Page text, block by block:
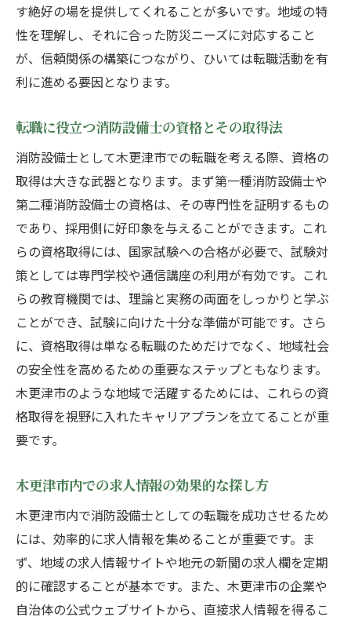
専門性を高めるための継続的な学習の重要
性
地元企業の求めるスキルセットの分析
専門性を生かしたキャリアアップのステッ
地域での実績を積み上げるためのプロジェ
クト選択
個々の成長が地域の安全に繋がる意識を持
つ
最新技術と法令改正をキャリアにどう活かすか
消防設備における最新技術動向の把握法
法令改正がもたらす業務への影響の理解
新技術の導入による業務効率化のポイント
法令遵守のための定期的な研修参加の意義
技術革新が地域防災に与えるインパクト
最新技術を活用した未来志向のキャリア構
築
消防設備士が木更津市で求められる理由とは
地域の安全を守る消防設備士の需要
地元企業における消防設備士の存在意義
住民の安全意識を高めるための役割
市内の消防設備投資とそれに伴うキャリア
機会
す絶好の場を提供してくれることが多いです。地域の特
性を理解し、それに合った防災ニーズに対応すること
が、信頼関係の構築につながり、ひいては転職活動を有
利に進める要因となります。
転職に役立つ消防設備士の資格とその取得法
消防設備士として木更津市での転職を考える際、資格の
取得は大きな武器となります。まず第一種消防設備士や
第二種消防設備士の資格は、その専門性を証明するもの
であり、採用側に好印象を与えることができます。これ
らの資格取得には、国家試験への合格が必要で、試験対
策としては専門学校や通信講座の利用が有効です。これ
らの教育機関では、理論と実務の両面をしっかりと学ぶ
ことができ、試験に向けた十分な準備が可能です。さら
に、資格取得は単なる転職のためだけでなく、地域社会
の安全性を高めるための重要なステップともなります。
木更津市のような地域で活躍するためには、これらの資
格取得を視野に入れたキャリアプランを立てることが重
要です。
木更津市内での求人情報の効果的な探し方
木更津市内で消防設備士としての転職を成功させるため
には、効率的に求人情報を集めることが重要です。ま
ず、地域の求人情報サイトや地元の新聞の求人欄を定期
的に確認することが基本です。また、木更津市の企業や
自治体の公式ウェブサイトから、直接求人情報を得るこ